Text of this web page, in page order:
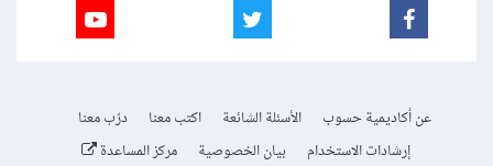
عن أكاديمية حسوب الأسئلة الشائعة اكتب معنا
درّب معنا
إرشادات الاستخدام
بيان الخصوصية مركز المساعدة